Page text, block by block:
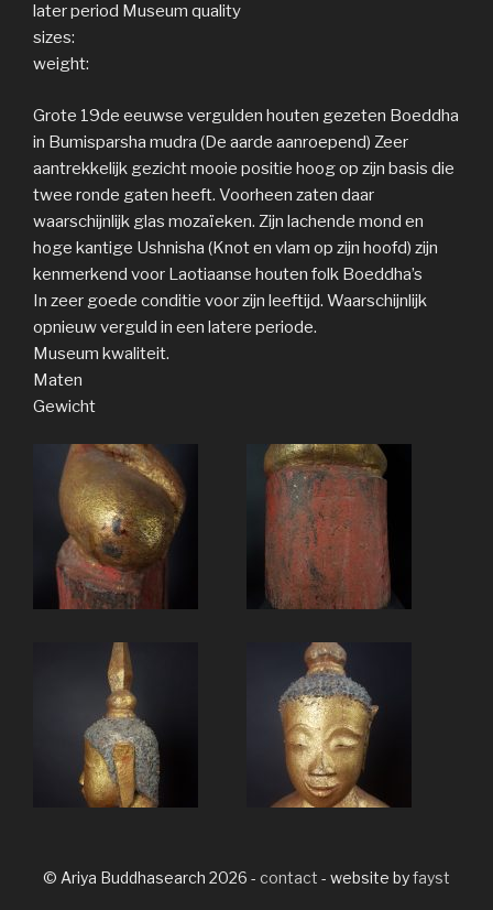
later period Museum quality
sizes:
weight:
Grote 19de eeuwse vergulden houten gezeten Boeddha
in Bumisparsha mudra (De aarde aanroepend) Zeer
aantrekkelijk gezicht mooie positie hoog op zijn basis die
twee ronde gaten heeft. Voorheen zaten daar
waarschijnlijk glas mozaïeken. Zijn lachende mond en
hoge kantige Ushnisha (Knot en vlam op zijn hoofd) zijn
kenmerkend voor Laotiaanse houten folk Boeddha’s
In zeer goede conditie voor zijn leeftijd. Waarschijnlijk
opnieuw verguld in een latere periode.
Museum kwaliteit.
Maten
Gewicht
© Ariya Buddhasearch 2026 - contact - website byfayst